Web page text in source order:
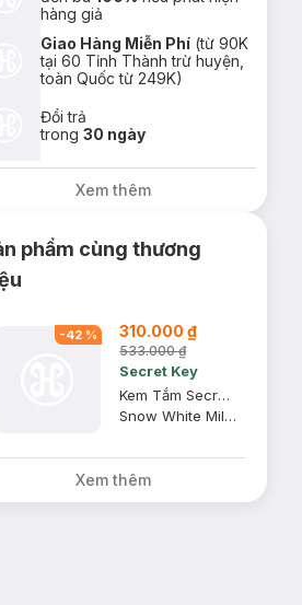
hàng giả
Giao Hàng Miễn Phí (từ 90K
tại 60 Tỉnh Thành trừ huyện,
toàn Quốc từ 249K)
Đổi trả
trong30 ngày
Xem thêm
phẩm cùng thương
-42 % 310.000 ₫
533.000 ₫
Secret Key
Kem Tắm Secret Key Dưỡng Sáng Da Mặt Và Cơ Thể 200g
Snow White Milky Pack
Xem thêm